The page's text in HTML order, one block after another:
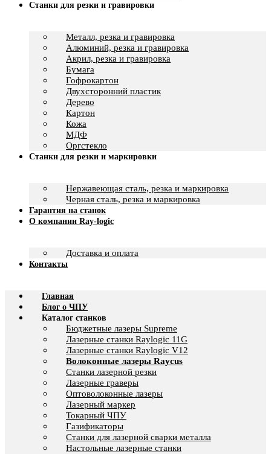
Станки для резки и гравировки
Металл, резка и гравировка
Алюминий, резка и гравировка
Акрил, резка и гравировка
Бумага
Гофрокартон
Двухсторонний пластик
Дерево
Картон
Кожа
МДФ
Оргстекло
Станки для резки и маркировки
Нержавеющая сталь, резка и маркировка
Черная сталь, резка и маркировка
Гарантия на станок
О компании Ray-logic
Доставка и оплата
Контакты
Главная
Блог о ЧПУ
Каталог станков
Бюджетные лазеры Supreme
Лазерные станки Raylogic 11G
Лазерные станки Raylogic V12
Волоконные лазеры Raycus
Станки лазерной резки
Лазерные граверы
Оптоволоконные лазеры
Лазерный маркер
Токарный ЧПУ
Газификаторы
Cтанки для лазерной сварки металла
Настольные лазерные станки